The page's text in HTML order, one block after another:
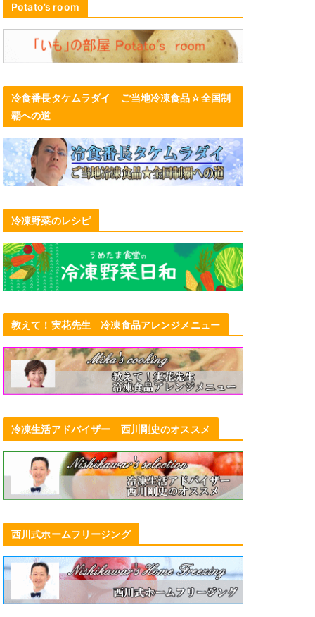
Potato’s room
冷食番長タケムラダイ ご当地冷凍食品☆全国制
覇への道
冷凍野菜のレシピ
教えて！実花先生 冷凍食品アレンジメニュー
冷凍生活アドバイザー 西川剛史のオススメ
西川式ホームフリージング